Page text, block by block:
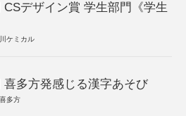
CSデザイン賞 学生部門《学生
ケミカル
喜多方発感じる漢字あそび
多方